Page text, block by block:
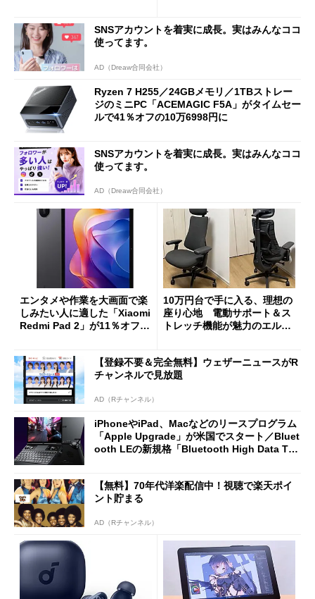
SNSアカウントを着実に成長。実はみんなココ
使ってます。
AD（Dreaw合同会社）
Ryzen 7 H255／24GBメモリ／1TBストレー
ジのミニPC「ACEMAGIC F5A」がタイムセー
ルで41％オフの10万6998円に
SNSアカウントを着実に成長。実はみんなココ
使ってます。
AD（Dreaw合同会社）
エンタメや作業を大画面で楽
しみたい人に適した「Xiaomi
Redmi Pad 2」が11％オフの
10万円台で手に入る、理想の
座り心地 電動サポート＆ス
トレッチ機能が魅力のエルゴ
【登録不要＆完全無料】ウェザーニュースがR
チャンネルで見放題
AD（Rチャンネル）
iPhoneやiPad、Macなどのリースプログラム
「Apple Upgrade」が米国でスタート／Bluet
ooth LEの新規格「Bluetooth High Data Thr
【無料】70年代洋楽配信中！視聴で楽天ポイ
ント貯まる
AD（Rチャンネル）